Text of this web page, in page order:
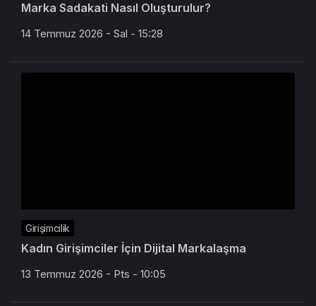
Marka Sadakati Nasıl Oluşturulur?
14 Temmuz 2026 - Sal - 15:28
Girişimcilik
Kadın Girişimciler İçin Dijital Markalaşma
13 Temmuz 2026 - Pts - 10:05